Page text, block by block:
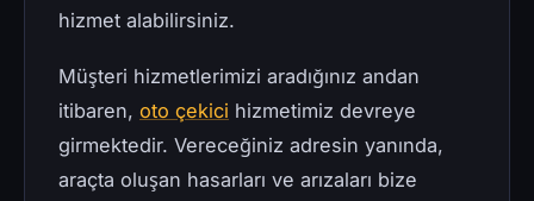
hizmet alabilirsiniz.
Müşteri hizmetlerimizi aradığınız andan
itibaren, oto çekici hizmetimiz devreye
girmektedir. Vereceğiniz adresin yanında,
araçta oluşan hasarları ve arızaları bize